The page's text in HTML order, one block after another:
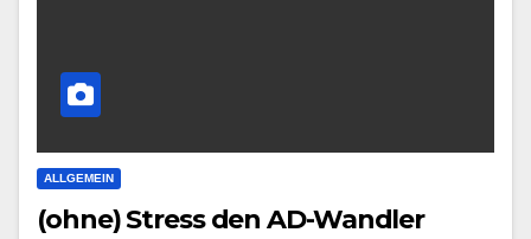
ALLGEMEIN
(ohne) Stress den AD-Wandler